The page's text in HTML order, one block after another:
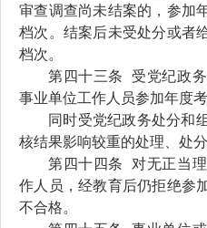
审查调查尚未结案的，参加
档次。结案后未受处分或者
档次。
第四十三条 受党纪政务
事业单位工作人员参加年度
同时受党纪政务处分和
核结果影响较重的处理
处
第四十 四条
对无正当
作人员，经教育后仍拒绝参
不合格。